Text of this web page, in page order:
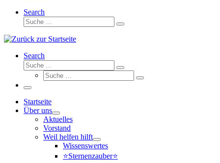
Search
Suche
Suche
Search
Suche
Suche
Suche
Suche
Menü
Startseite
Über uns
Aktuelles
Vorstand
Weil helfen hilft
Wissenswertes
⭐Sternenzauber⭐